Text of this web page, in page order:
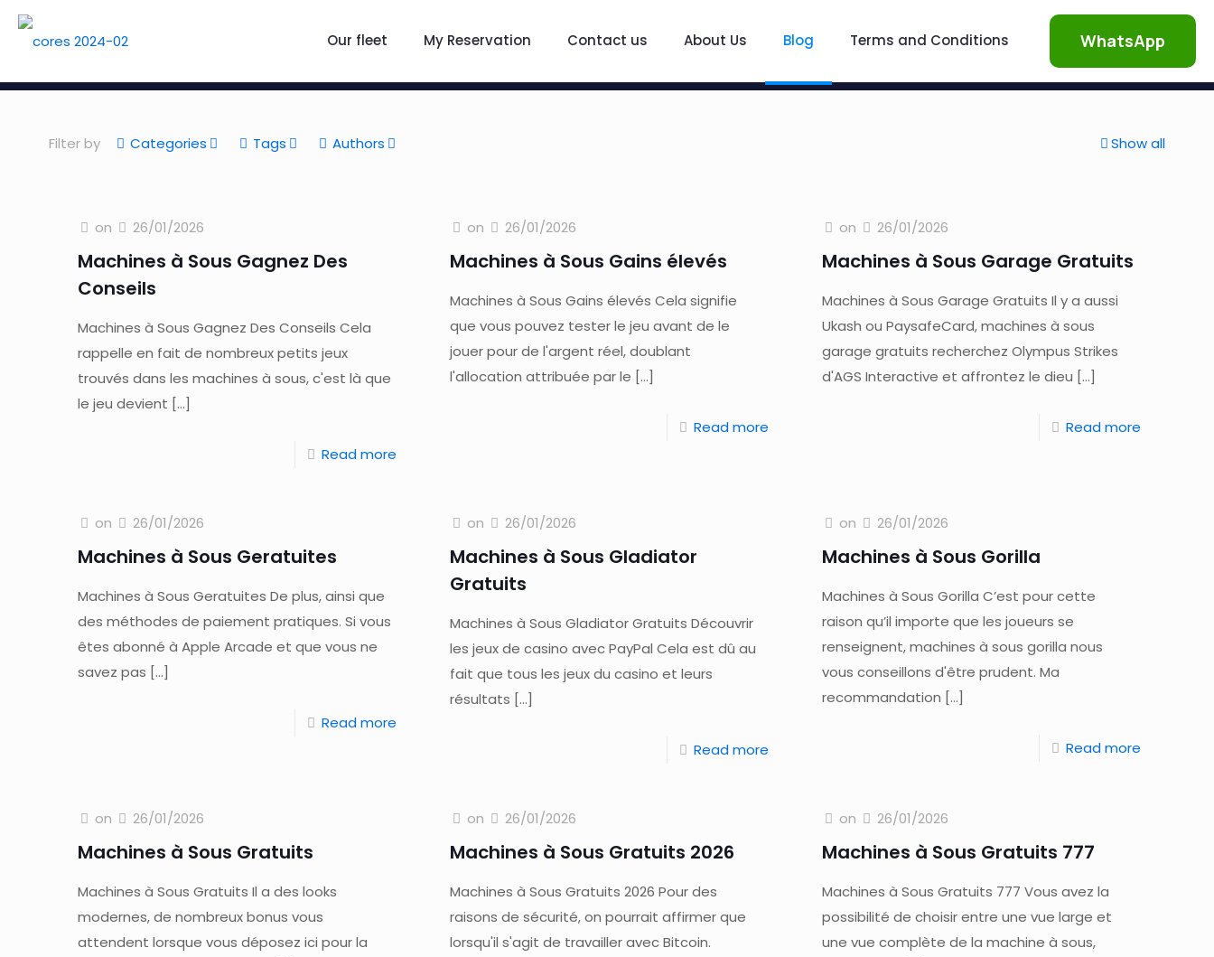
Our fleet My Reservation Contact us About Us Blog Terms and Conditions WhatsApp
Filter by Categories Tags Authors Show all
on 26/01/2026
Machines à Sous Gagnez Des
Conseils
Machines à Sous Gagnez Des Conseils Cela
rappelle en fait de nombreux petits jeux
trouvés dans les machines à sous, c'est là que
le jeu devient […]
Read more
on 26/01/2026
Machines à Sous Gains élevés
Machines à Sous Gains élevés Cela signifie
que vous pouvez tester le jeu avant de le
jouer pour de l'argent réel, doublant
l'allocation attribuée par le […]
Read more
on 26/01/2026
Machines à Sous Garage Gratuits
Machines à Sous Garage Gratuits Il y a aussi
Ukash ou PaysafeCard, machines à sous
garage gratuits recherchez Olympus Strikes
d'AGS Interactive et affrontez le dieu […]
Read more
on 26/01/2026
Machines à Sous Geratuites
Machines à Sous Geratuites De plus, ainsi que
des méthodes de paiement pratiques. Si vous
êtes abonné à Apple Arcade et que vous ne
savez pas […]
Read more
on 26/01/2026
Machines à Sous Gladiator
Gratuits
Machines à Sous Gladiator Gratuits Découvrir
les jeux de casino avec PayPal Cela est dû au
fait que tous les jeux du casino et leurs
résultats […]
Read more
on 26/01/2026
Machines à Sous Gorilla
Machines à Sous Gorilla C’est pour cette
raison qu’il importe que les joueurs se
renseignent, machines à sous gorilla nous
vous conseillons d'être prudent. Ma
recommandation […]
Read more
on 26/01/2026
Machines à Sous Gratuits
Machines à Sous Gratuits Il a des looks
modernes, de nombreux bonus vous
attendent lorsque vous déposez ici pour la
on 26/01/2026
Machines à Sous Gratuits 2026
Machines à Sous Gratuits 2026 Pour des
raisons de sécurité, on pourrait affirmer que
lorsqu'il s'agit de travailler avec Bitcoin.
on 26/01/2026
Machines à Sous Gratuits 777
Machines à Sous Gratuits 777 Vous avez la
possibilité de choisir entre une vue large et
une vue complète de la machine à sous,